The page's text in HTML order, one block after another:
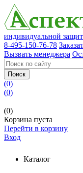
индивидуальной
8-495-150-76-78
Вызвать менеджера
Поиск
(0)
(0)
(0)
Корзина пуста
Перейти в корзину
Вход
Каталог